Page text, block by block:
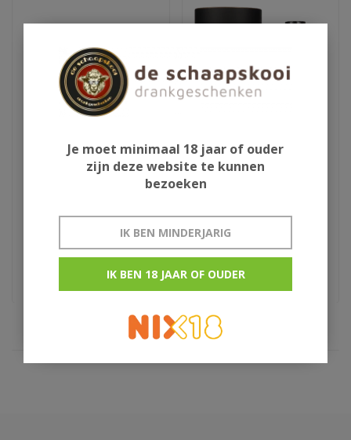
Ron de Cuba Isla del
Bacardi Reserva
Limitada
€109,95
Je moet minimaal 18 jaar of ouder
zijn deze website te kunnen
bezoeken
IK BEN MINDERJARIG
IK BEN 18 JAAR OF OUDER